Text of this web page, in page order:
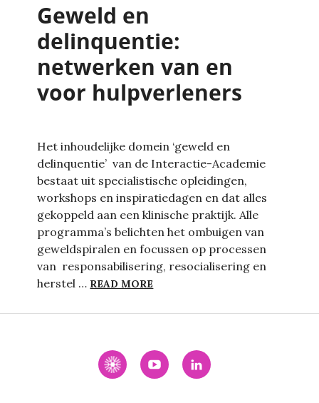
Geweld en
delinquentie:
netwerken van en
voor hulpverleners
Het inhoudelijke domein ‘geweld en
delinquentie’ van de Interactie-Academie
bestaat uit specialistische opleidingen,
workshops en inspiratiedagen en dat alles
gekoppeld aan een klinische praktijk. Alle
programma’s belichten het ombuigen van
geweldspiralen en focussen op processen
van responsabilisering, resocialisering en
herstel … READ MORE
Interactie
Academie
YouTubeLinkedIn